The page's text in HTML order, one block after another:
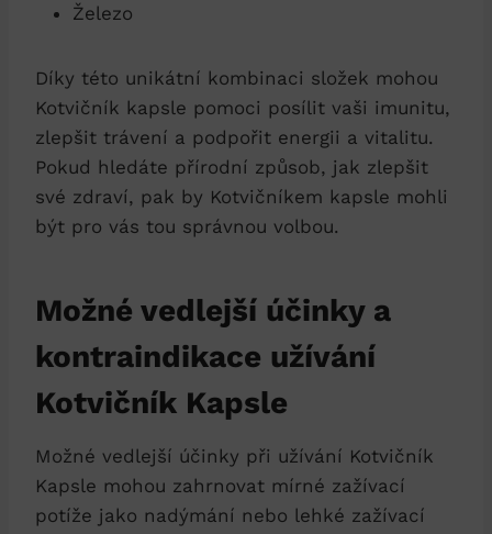
Železo
Díky této unikátní kombinaci složek mohou
Kotvičník kapsle pomoci posílit vaši imunitu,
zlepšit trávení a podpořit energii a vitalitu.
Pokud hledáte přírodní způsob, jak zlepšit
své zdraví, pak by Kotvičníkem kapsle mohli
být pro vás tou správnou volbou.
Možné vedlejší účinky a
kontraindikace užívání
Kotvičník Kapsle
Možné vedlejší účinky při užívání Kotvičník
Kapsle mohou zahrnovat mírné zažívací
potíže jako nadýmání nebo lehké zažívací